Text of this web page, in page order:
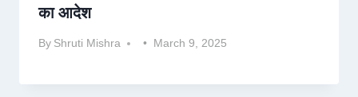
का आदेश
By Shruti Mishra March 9, 2025